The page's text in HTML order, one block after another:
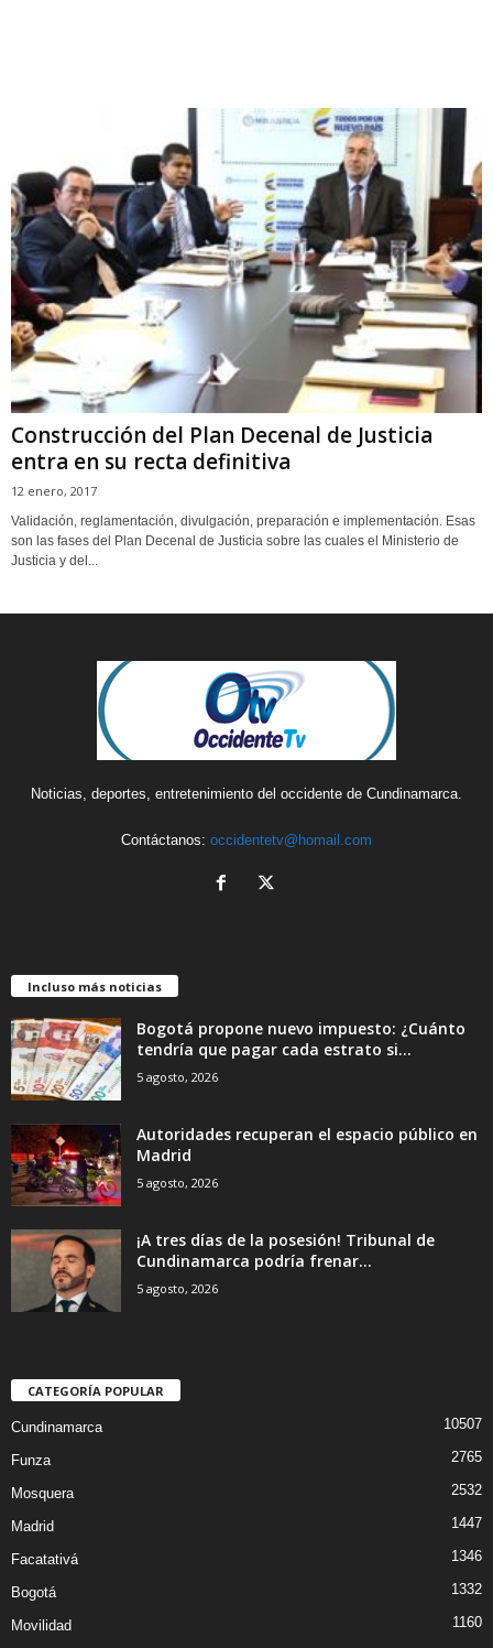
Construcción del Plan Decenal de Justicia
entra en su recta definitiva
12 enero, 2017
Validación, reglamentación, divulgación, preparación e implementación. Esas
son las fases del Plan Decenal de Justicia sobre las cuales el Ministerio de
Justicia y del...
Noticias, deportes, entretenimiento del occidente de Cundinamarca.
Contáctanos: occidentetv@homail.com
Incluso más noticias
Bogotá propone nuevo impuesto: ¿Cuánto
tendría que pagar cada estrato si...
5 agosto, 2026
Autoridades recuperan el espacio público en
Madrid
5 agosto, 2026
¡A tres días de la posesión! Tribunal de
Cundinamarca podría frenar...
5 agosto, 2026
CATEGORÍA POPULAR
Cundinamarca 10507
Funza 2765
Mosquera 2532
Madrid 1447
Facatativá 1346
Bogotá 1332
Movilidad 1160